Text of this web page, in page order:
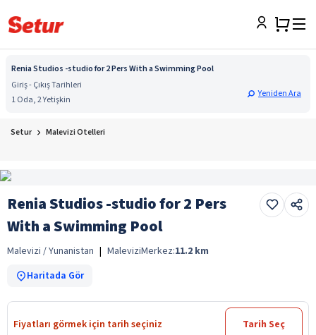
Renia Studios -studio for 2 Pers With a Swimming Pool
Giriş - Çıkış Tarihleri
1 Oda, 2 Yetişkin
Yeniden Ara
Setur Malevizi Otelleri
Renia Studios -studio for 2 Pers
With a Swimming Pool
Malevizi / Yunanistan | MaleviziMerkez:11.2 km
Haritada Gör
Fiyatları görmek için tarih seçiniz Tarih Seç